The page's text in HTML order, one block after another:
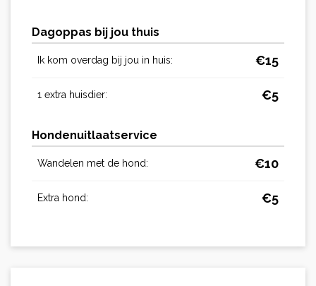
Dagoppas bij jou thuis
Ik kom overdag bij jou in huis: €15
1 extra huisdier: €5
Hondenuitlaatservice
Wandelen met de hond: €10
Extra hond: €5